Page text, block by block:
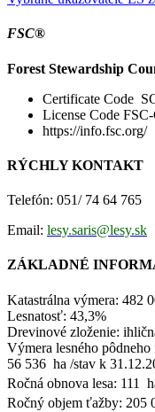
FSC®
Forest Stewardship
Certificate Code
License Code
https://info.fsc.org/
RÝCHLY KONTAKT
Telefón: 051/ 74 64 765
Email: lesy.saris@lesy.sk
ZÁKLADNÉ
Katastrálna výmera: 482
Lesnatosť: 43,3%
Drevinové zloženie:
Výmera lesného
56 536 ha /stav k
Ročná obnova lesa: 111
Ročný objem ťažby: 205